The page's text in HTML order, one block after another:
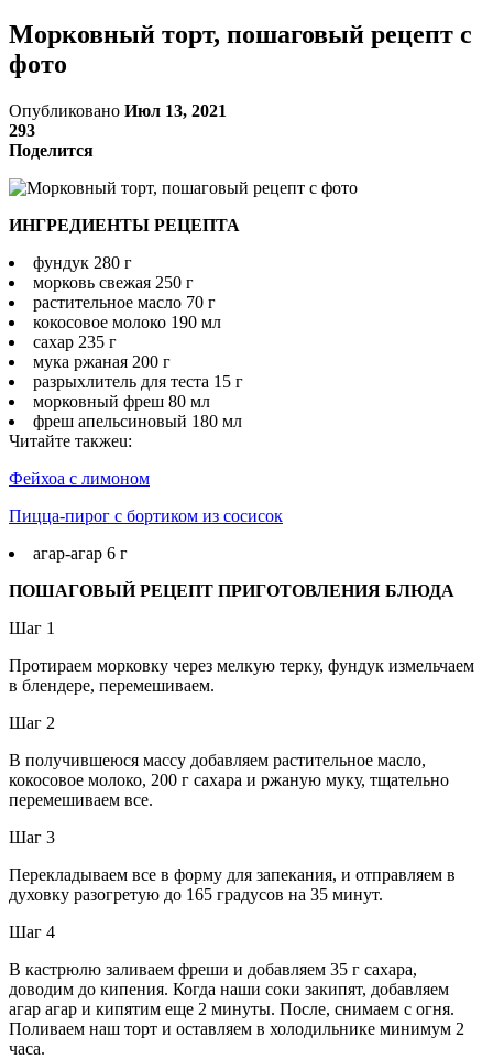
Морковный торт, пошаговый рецепт с
фото
Опубликовано Июл 13, 2021
293
Поделится
ИНГРЕДИЕНТЫ РЕЦЕПТА
фундук 280 г
морковь свежая 250 г
растительное масло 70 г
кокосовое молоко 190 мл
сахар 235 г
мука ржаная 200 г
разрыхлитель для теста 15 г
морковный фреш 80 мл
фреш апельсиновый 180 мл
Читайте такжеu:
Фейхоа с лимоном
Пицца-пирог с бортиком из сосисок
агар-агар 6 г
ПОШАГОВЫЙ РЕЦЕПТ ПРИГОТОВЛЕНИЯ БЛЮДА
Шаг 1
Протираем морковку через мелкую терку, фундук измельчаем
в блендере, перемешиваем.
Шаг 2
В получившеюся массу добавляем растительное масло,
кокосовое молоко, 200 г сахара и ржаную муку, тщательно
перемешиваем все.
Шаг 3
Перекладываем все в форму для запекания, и отправляем в
духовку разогретую до 165 градусов на 35 минут.
Шаг 4
В кастрюлю заливаем фреши и добавляем 35 г сахара,
доводим до кипения. Когда наши соки закипят, добавляем
агар агар и кипятим еще 2 минуты. После, снимаем с огня.
Поливаем наш торт и оставляем в холодильнике минимум 2
часа.